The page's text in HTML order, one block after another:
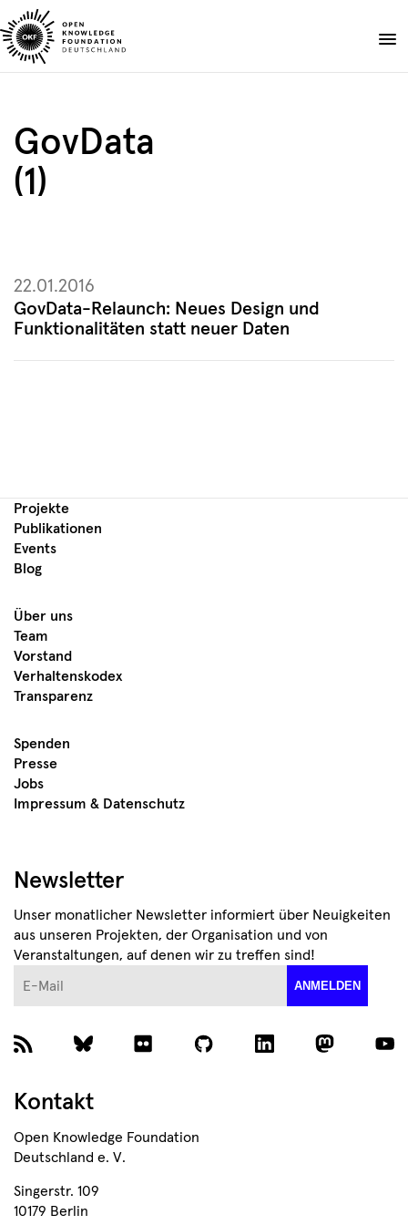
Skip
to
öffnen
GovData
(1)
GovData-Relaunch: Neues Design und
Funktionalitäten statt neuer Daten
22.01.2016
Projekte
Publikationen
Events
Blog
Über uns
Team
Vorstand
Verhaltenskodex
Transparenz
Spenden
Presse
Jobs
Impressum & Datenschutz
Newsletter
Unser monatlicher Newsletter informiert über Neuigkeiten
aus unseren Projekten, der Organisation und von
Veranstaltungen, auf denen wir zu treffen sind!
ANMELDEN
Kontakt
Open Knowledge Foundation
Deutschland e. V.
Singerstr. 109
10179 Berlin